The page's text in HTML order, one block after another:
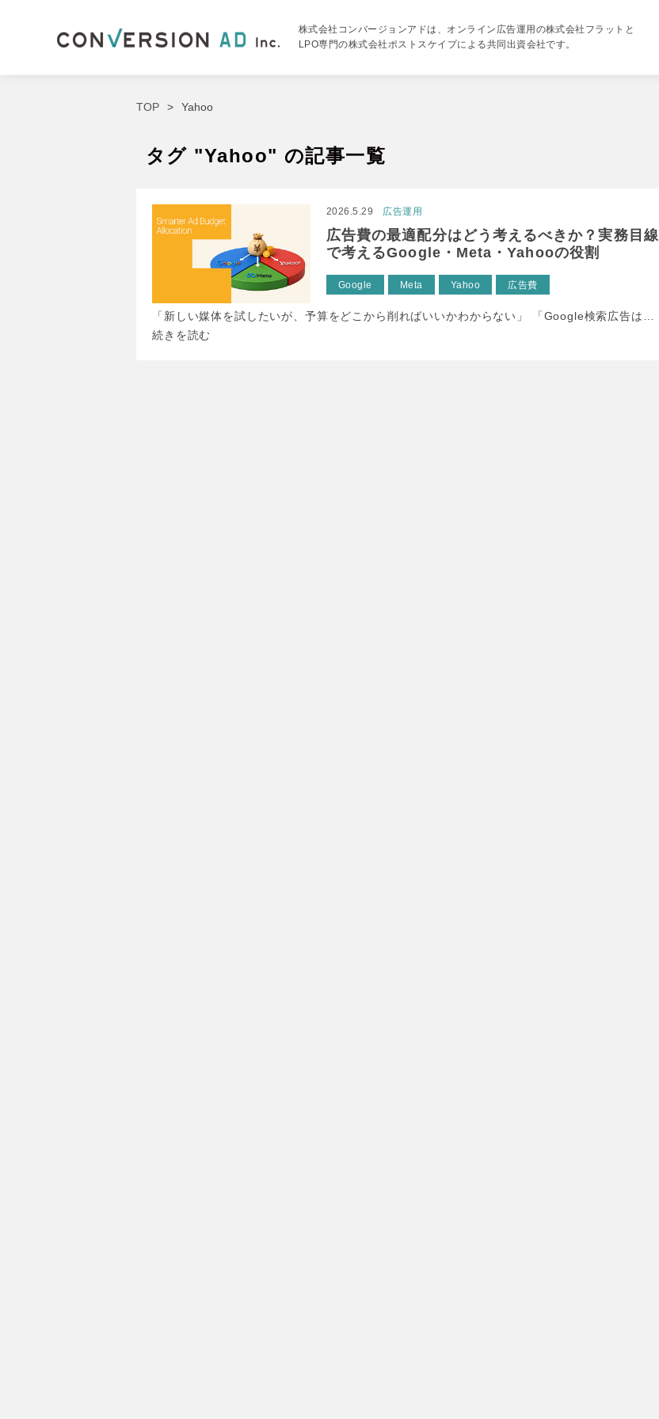
株式会社コンバージョンアドは、オンライン広告運用の株式会社フラットと
LPO専門の株式会社ポストスケイプによる共同出資会社です。
TOP Yahoo
タグ "Yahoo" の記事一覧
2026.5.29 広告運用
広告費の最適配分はどう考えるべきか？実務目線
で考えるGoogle・Meta・Yahooの役割
Google Meta Yahoo 広告費
「新しい媒体を試したいが、予算をどこから削ればいいかわからない」 「Google検索広告は…
続きを読む